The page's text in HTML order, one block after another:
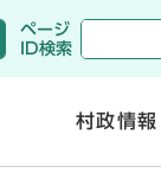
ページ
ID検索
村政情報